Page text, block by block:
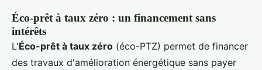
Éco-prêt à taux zéro : un financement sans
intérêts
L'Éco-prêt à taux zéro (éco-PTZ) permet de financer
des travaux d'amélioration énergétique sans payer